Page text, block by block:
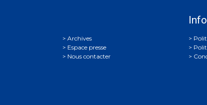
Archives
Espace presse
Nous contacter